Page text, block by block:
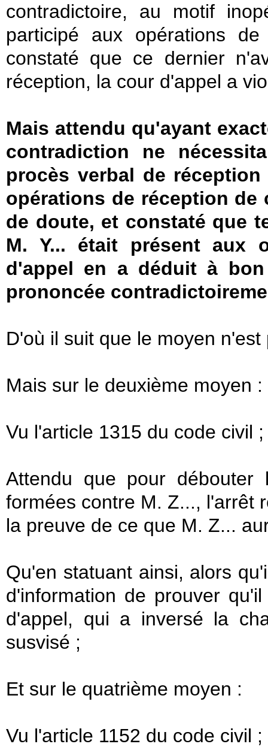
contradictoire, au motif
participé aux opérations
constaté que ce dernier
réception, la cour d'appel a
Mais attendu qu'ayant
contradiction ne
procès verbal de
opérations de réception
de doute, et constaté que
M. Y... était présent aux
d'appel en a déduit à
prononcée
D'où il suit que le moyen n'est
Mais sur le deuxième moyen :
Vu l'article 1315 du code civil
Attendu que pour
formées contre M. Z..., l'arrêt
la preuve de ce que M. Z...
Qu'en statuant ainsi, alors
d'information de prouver
d'appel, qui a inversé la
susvisé ;
Et sur le quatrième moyen :
Vu l'article 1152 du code civil ;